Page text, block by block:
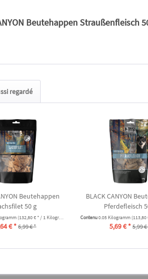
Beutehappen Straußenfleisch
regardé
Beutehappen
50 g
(132,80 € * / 1 Kilogramm)
€ * 6,99 € *
BLACK CANYON
Pferdefleisch
Contenu0.05 Kilogramm(113,80 €
5,69 € * 5,99